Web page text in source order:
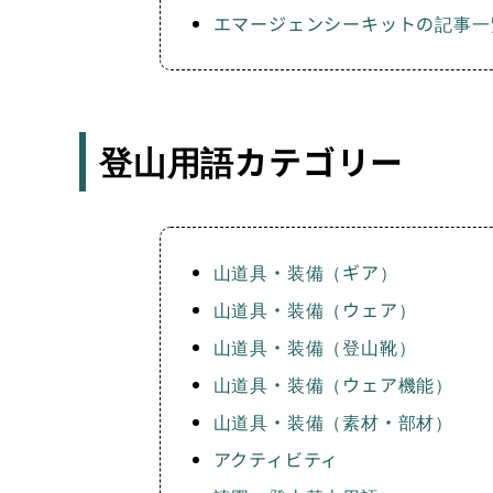
エマージェンシーキットの記事
登山用語カテゴリー
山道具・装備（ギア）
山道具・装備（ウェア）
山道具・装備（登山靴）
山道具・装備（ウェア機能）
山道具・装備（素材・部材）
アクティビティ